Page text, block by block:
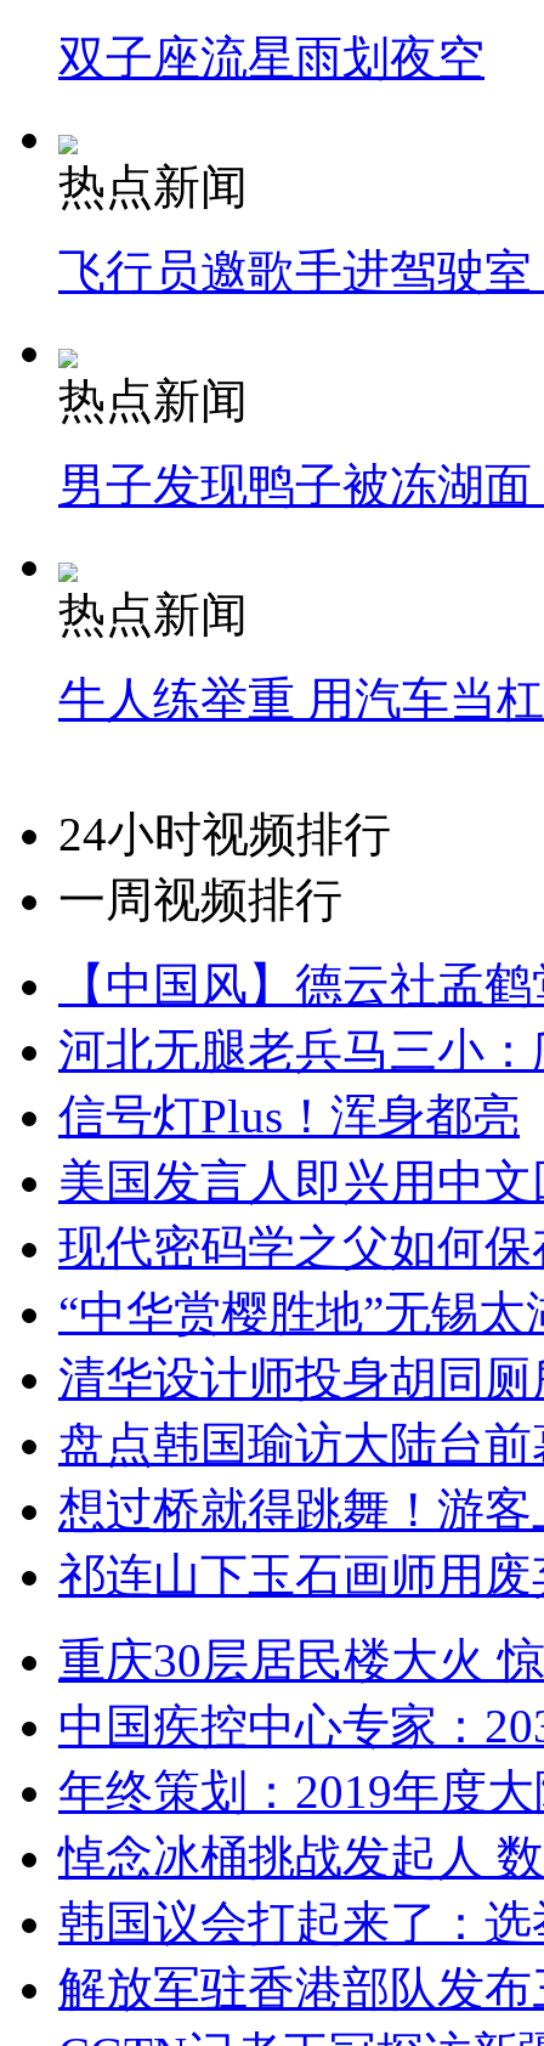
双子座流星雨划夜空
热点新闻
飞行员邀歌手进驾驶
热点新闻
男子发现鸭子被冻湖
热点新闻
牛人练举重 用汽车当
24小时视频排行
一周视频排行
【中国风】德云社孟
河北无腿老兵马三小
信号灯Plus！浑身都亮
美国发言人即兴用中
现代密码学之父如何
“中华赏樱胜地”无锡
清华设计师投身胡同
盘点韩国瑜访大陆台
想过桥就得跳舞！游客
祁连山下玉石画师用
重庆30层居民楼大火
中国疾控中心专家：
年终策划：2019年度
悼念冰桶挑战发起人
韩国议会打起来了：
解放军驻香港部队发